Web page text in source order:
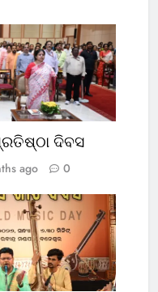
ଦିବସ
ago 0